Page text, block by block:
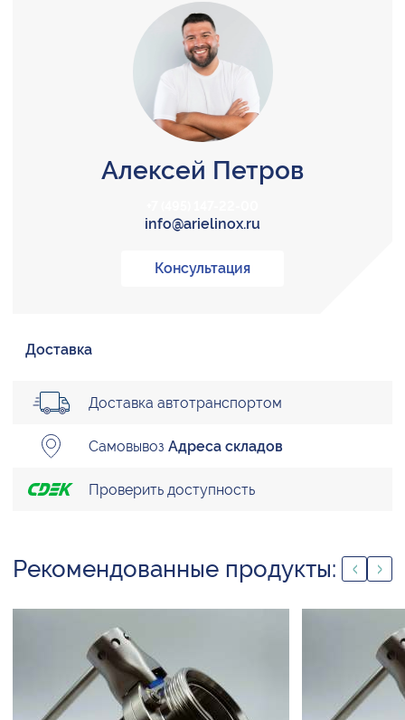
Алексей Петров
info@arielinox.ru
Консультация
Доставка
Доставка автотранспортом
Самовывоз Адреса складов
Проверить доступность
Рекомендованные продукты: